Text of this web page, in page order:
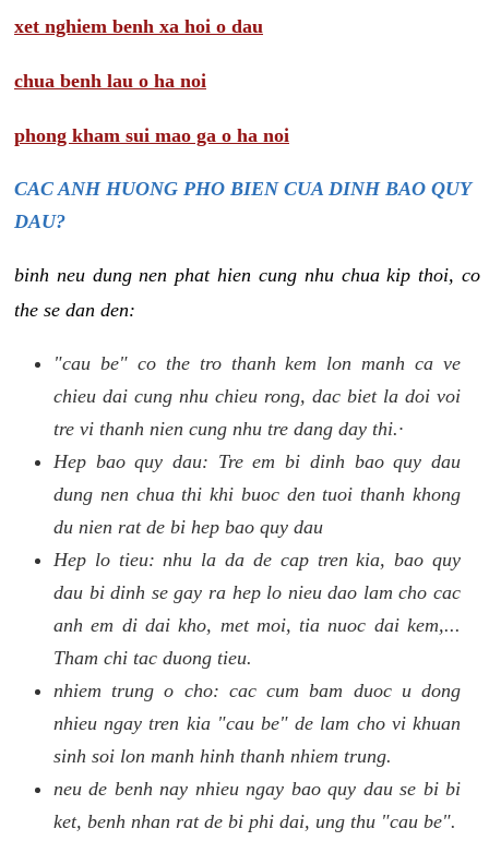
xet nghiem benh xa hoi o dau
chua benh lau o ha noi
phong kham sui mao ga o ha noi
CAC ANH HUONG PHO BIEN CUA DINH BAO QUY
DAU?
binh neu dung nen phat hien cung nhu chua kip thoi, co
the se dan den:
"cau be" co the tro thanh kem lon manh ca ve
chieu dai cung nhu chieu rong, dac biet la doi voi
tre vi thanh nien cung nhu tre dang day thi.·
Hep bao quy dau: Tre em bi dinh bao quy dau
dung nen chua thi khi buoc den tuoi thanh khong
du nien rat de bi hep bao quy dau
Hep lo tieu: nhu la da de cap tren kia, bao quy
dau bi dinh se gay ra hep lo nieu dao lam cho cac
anh em di dai kho, met moi, tia nuoc dai kem,...
Tham chi tac duong tieu.
nhiem trung o cho: cac cum bam duoc u dong
nhieu ngay tren kia "cau be" de lam cho vi khuan
sinh soi lon manh hinh thanh nhiem trung.
neu de benh nay nhieu ngay bao quy dau se bi bi
ket, benh nhan rat de bi phi dai, ung thu "cau be".